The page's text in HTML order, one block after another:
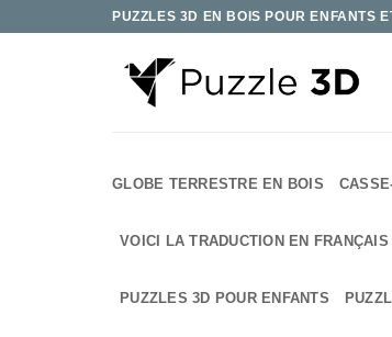
PUZZLES 3D EN BOIS POUR ENFANTS
GLOBE TERRESTRE EN BOIS
VOICI LA TRADUCTION EN
PUZZLES 3D POUR ENFANTS